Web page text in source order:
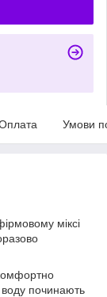
Умови
міксі
воду починають